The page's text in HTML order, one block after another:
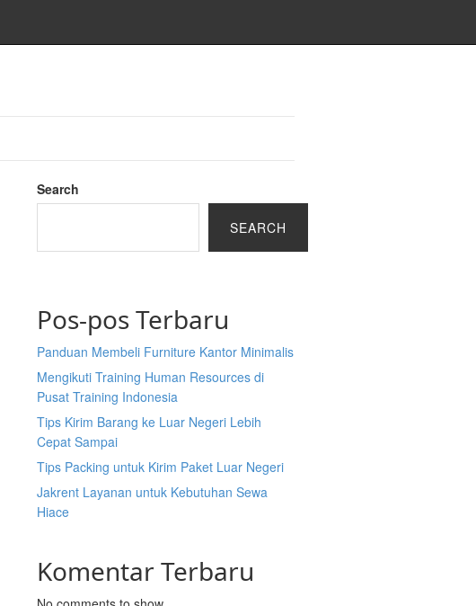
Search
SEARCH
Pos-pos Terbaru
Panduan Membeli Furniture Kantor Minimalis
Mengikuti Training Human Resources di
Pusat Training Indonesia
Tips Kirim Barang ke Luar Negeri Lebih
Cepat Sampai
Tips Packing untuk Kirim Paket Luar Negeri
Jakrent Layanan untuk Kebutuhan Sewa
Hiace
Komentar Terbaru